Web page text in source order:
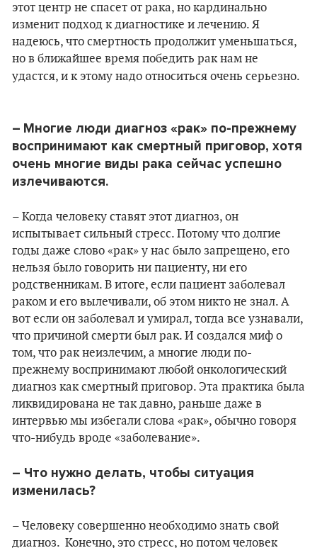
этот центр не спасет от рака, но кардинально
изменит подход к диагностике и лечению. Я
надеюсь, что смертность продолжит уменьшаться,
но в ближайшее время победить рак нам не
удастся, и к этому надо относиться очень серьезно.
– Многие люди диагноз «рак» по-прежнему
воспринимают как смертный приговор, хотя
очень многие виды рака сейчас успешно
излечиваются.
– Когда человеку ставят этот диагноз, он
испытывает сильный стресс. Потому что долгие
годы даже слово «рак» у нас было запрещено, его
нельзя было говорить ни пациенту, ни его
родственникам. В итоге, если пациент заболевал
раком и его вылечивали, об этом никто не знал. А
вот если он заболевал и умирал, тогда все узнавали,
что причиной смерти был рак. И создался миф о
том, что рак неизлечим, а многие люди по-
прежнему воспринимают любой онкологический
диагноз как смертный приговор. Эта практика была
ликвидирована не так давно, раньше даже в
интервью мы избегали слова «рак», обычно говоря
что-нибудь вроде «заболевание».
– Что нужно делать, чтобы ситуация
изменилась?
– Человеку совершенно необходимо знать свой
диагноз. Конечно, это стресс, но потом человек